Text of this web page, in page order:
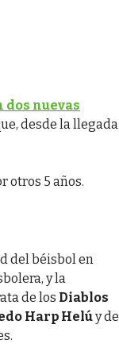
dos nuevas
desde la llegada
otros 5 años.
del béisbol en
y la
de los Diablos
Harp Helúy de